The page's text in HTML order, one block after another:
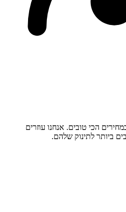
הכי טובים. אנחנו עוזרים
ביותר לתינוק שלהם.